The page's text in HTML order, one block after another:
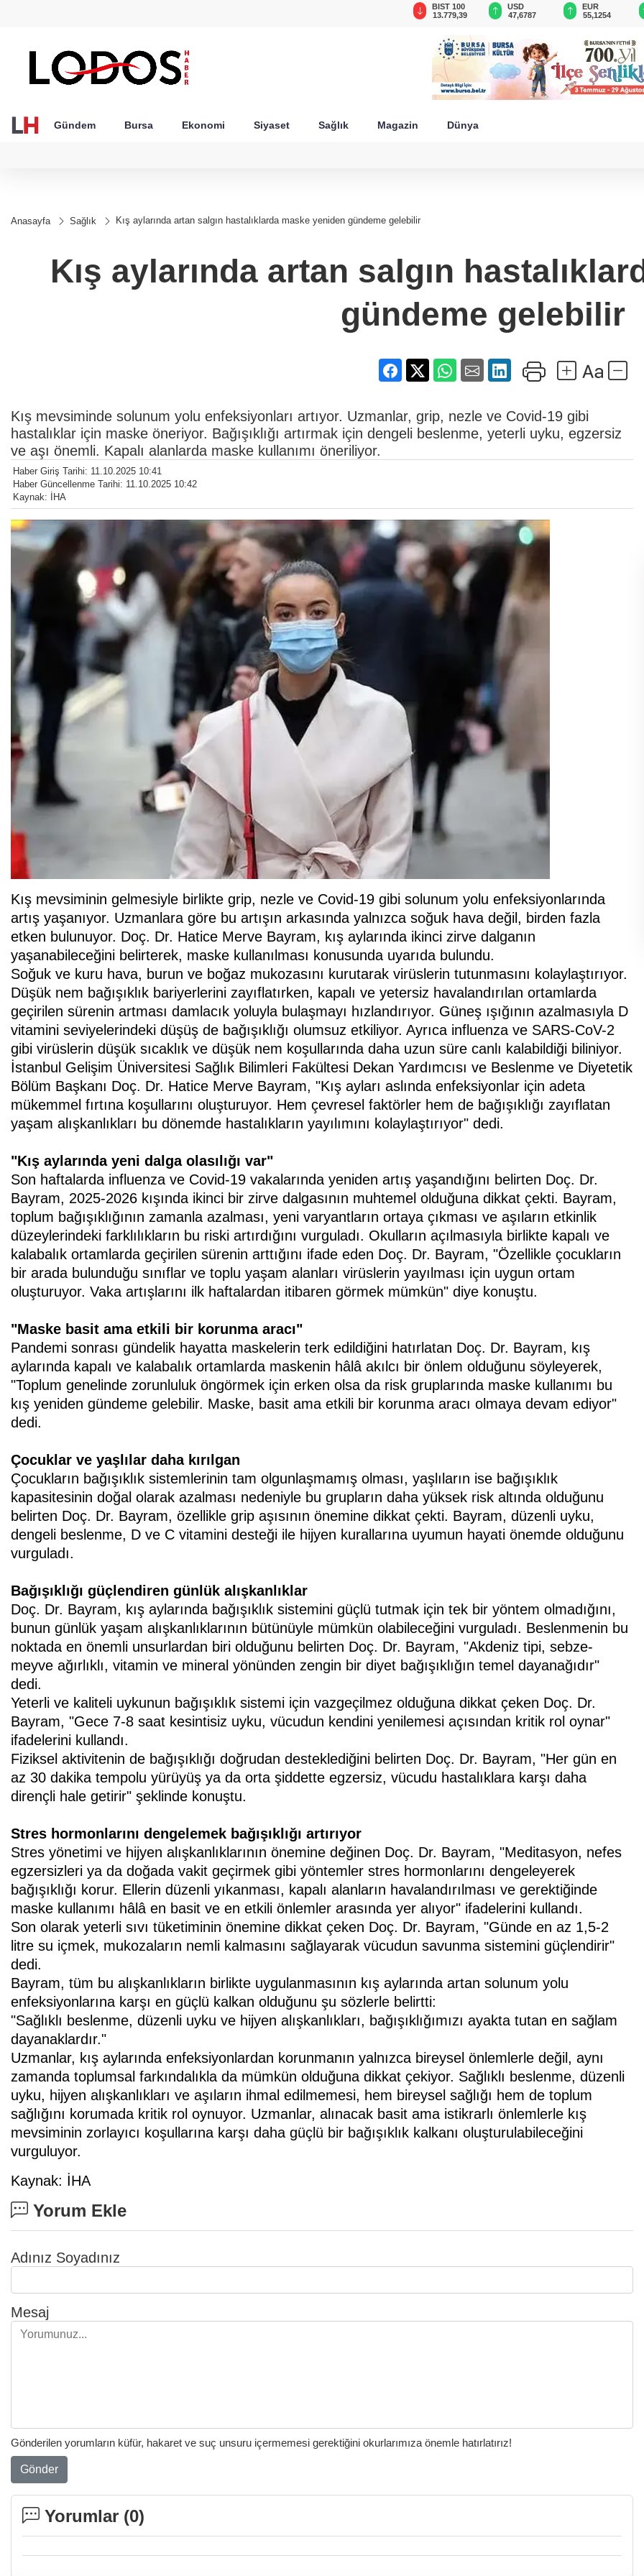
BIST 100
13.779,39
USD
47,6787
EUR
55,1254
Gündem Bursa Ekonomi Siyaset Sağlık Magazin Dünya
Anasayfa Sağlık Kış aylarında artan salgın hastalıklarda maske yeniden gündeme gelebilir
Kış aylarında artan salgın
gündeme gelebilir
Kış mevsiminde solunum yolu enfeksiyonları artıyor. Uzmanlar, grip, nezle ve Covid-19 gibi
hastalıklar için maske öneriyor. Bağışıklığı artırmak için dengeli beslenme, yeterli uyku, egzersiz
ve aşı önemli. Kapalı alanlarda maske kullanımı öneriliyor.
Haber Giriş Tarihi: 11.10.2025 10:41
Haber Güncellenme Tarihi: 11.10.2025 10:42
Kaynak: İHA
Kış mevsiminin gelmesiyle birlikte grip, nezle ve Covid-19 gibi solunum yolu enfeksiyonlarında
artış yaşanıyor. Uzmanlara göre bu artışın arkasında yalnızca soğuk hava değil, birden fazla
etken bulunuyor. Doç. Dr. Hatice Merve Bayram, kış aylarında ikinci zirve dalganın
yaşanabileceğini belirterek, maske kullanılması konusunda uyarıda bulundu.
Soğuk ve kuru hava, burun ve boğaz mukozasını kurutarak virüslerin tutunmasını kolaylaştırıyor.
Düşük nem bağışıklık bariyerlerini zayıflatırken, kapalı ve yetersiz havalandırılan ortamlarda
geçirilen sürenin artması damlacık yoluyla bulaşmayı hızlandırıyor. Güneş ışığının azalmasıyla D
vitamini seviyelerindeki düşüş de bağışıklığı olumsuz etkiliyor. Ayrıca influenza ve SARS-CoV-2
gibi virüslerin düşük sıcaklık ve düşük nem koşullarında daha uzun süre canlı kalabildiği biliniyor.
İstanbul Gelişim Üniversitesi Sağlık Bilimleri Fakültesi Dekan Yardımcısı ve Beslenme ve Diyetetik
Bölüm Başkanı Doç. Dr. Hatice Merve Bayram, "Kış ayları aslında enfeksiyonlar için adeta
mükemmel fırtına koşullarını oluşturuyor. Hem çevresel faktörler hem de bağışıklığı zayıflatan
yaşam alışkanlıkları bu dönemde hastalıkların yayılımını kolaylaştırıyor" dedi.
"Kış aylarında yeni dalga olasılığı var"
Son haftalarda influenza ve Covid-19 vakalarında yeniden artış yaşandığını belirten Doç. Dr.
Bayram, 2025-2026 kışında ikinci bir zirve dalgasının muhtemel olduğuna dikkat çekti. Bayram,
toplum bağışıklığının zamanla azalması, yeni varyantların ortaya çıkması ve aşıların etkinlik
düzeylerindeki farklılıkların bu riski artırdığını vurguladı. Okulların açılmasıyla birlikte kapalı ve
kalabalık ortamlarda geçirilen sürenin arttığını ifade eden Doç. Dr. Bayram, "Özellikle çocukların
bir arada bulunduğu sınıflar ve toplu yaşam alanları virüslerin yayılması için uygun ortam
oluşturuyor. Vaka artışlarını ilk haftalardan itibaren görmek mümkün" diye konuştu.
"Maske basit ama etkili bir korunma aracı"
Pandemi sonrası gündelik hayatta maskelerin terk edildiğini hatırlatan Doç. Dr. Bayram, kış
aylarında kapalı ve kalabalık ortamlarda maskenin hâlâ akılcı bir önlem olduğunu söyleyerek,
"Toplum genelinde zorunluluk öngörmek için erken olsa da risk gruplarında maske kullanımı bu
kış yeniden gündeme gelebilir. Maske, basit ama etkili bir korunma aracı olmaya devam ediyor"
dedi.
Çocuklar ve yaşlılar daha kırılgan
Çocukların bağışıklık sistemlerinin tam olgunlaşmamış olması, yaşlıların ise bağışıklık
kapasitesinin doğal olarak azalması nedeniyle bu grupların daha yüksek risk altında olduğunu
belirten Doç. Dr. Bayram, özellikle grip aşısının önemine dikkat çekti. Bayram, düzenli uyku,
dengeli beslenme, D ve C vitamini desteği ile hijyen kurallarına uyumun hayati önemde olduğunu
vurguladı.
Bağışıklığı güçlendiren günlük alışkanlıklar
Doç. Dr. Bayram, kış aylarında bağışıklık sistemini güçlü tutmak için tek bir yöntem olmadığını,
bunun günlük yaşam alışkanlıklarının bütünüyle mümkün olabileceğini vurguladı. Beslenmenin bu
noktada en önemli unsurlardan biri olduğunu belirten Doç. Dr. Bayram, "Akdeniz tipi, sebze-
meyve ağırlıklı, vitamin ve mineral yönünden zengin bir diyet bağışıklığın temel dayanağıdır"
dedi.
Yeterli ve kaliteli uykunun bağışıklık sistemi için vazgeçilmez olduğuna dikkat çeken Doç. Dr.
Bayram, "Gece 7-8 saat kesintisiz uyku, vücudun kendini yenilemesi açısından kritik rol oynar"
ifadelerini kullandı.
Fiziksel aktivitenin de bağışıklığı doğrudan desteklediğini belirten Doç. Dr. Bayram, "Her gün en
az 30 dakika tempolu yürüyüş ya da orta şiddette egzersiz, vücudu hastalıklara karşı daha
dirençli hale getirir" şeklinde konuştu.
Stres hormonlarını dengelemek bağışıklığı artırıyor
Stres yönetimi ve hijyen alışkanlıklarının önemine değinen Doç. Dr. Bayram, "Meditasyon, nefes
egzersizleri ya da doğada vakit geçirmek gibi yöntemler stres hormonlarını dengeleyerek
bağışıklığı korur. Ellerin düzenli yıkanması, kapalı alanların havalandırılması ve gerektiğinde
maske kullanımı hâlâ en basit ve en etkili önlemler arasında yer alıyor" ifadelerini kullandı.
Son olarak yeterli sıvı tüketiminin önemine dikkat çeken Doç. Dr. Bayram, "Günde en az 1,5-2
litre su içmek, mukozaların nemli kalmasını sağlayarak vücudun savunma sistemini güçlendirir"
dedi.
Bayram, tüm bu alışkanlıkların birlikte uygulanmasının kış aylarında artan solunum yolu
enfeksiyonlarına karşı en güçlü kalkan olduğunu şu sözlerle belirtti:
"Sağlıklı beslenme, düzenli uyku ve hijyen alışkanlıkları, bağışıklığımızı ayakta tutan en sağlam
dayanaklardır."
Uzmanlar, kış aylarında enfeksiyonlardan korunmanın yalnızca bireysel önlemlerle değil, aynı
zamanda toplumsal farkındalıkla da mümkün olduğuna dikkat çekiyor. Sağlıklı beslenme, düzenli
uyku, hijyen alışkanlıkları ve aşıların ihmal edilmemesi, hem bireysel sağlığı hem de toplum
sağlığını korumada kritik rol oynuyor. Uzmanlar, alınacak basit ama istikrarlı önlemlerle kış
mevsiminin zorlayıcı koşullarına karşı daha güçlü bir bağışıklık kalkanı oluşturulabileceğini
vurguluyor.
Kaynak: İHA
Yorum Ekle
Adınız Soyadınız
Mesaj
Gönderilen yorumların küfür, hakaret ve suç unsuru içermemesi gerektiğini okurlarımıza önemle hatırlatırız!
Gönder
Yorumlar (0)